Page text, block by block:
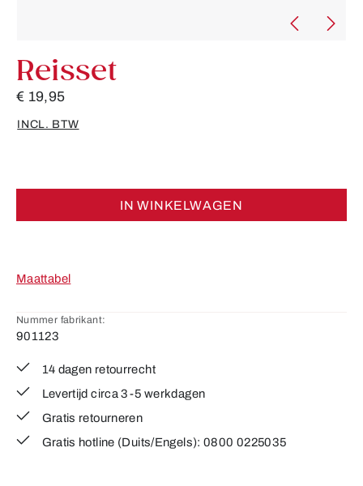
Reisset
€ 19,95
INCL. BTW
IN WINKELWAGEN
Maattabel
Nummer fabrikant:
901123
14 dagen retourrecht
Levertijd circa 3-5 werkdagen
Gratis retourneren
Gratis hotline (Duits/Engels): 0800 0225035